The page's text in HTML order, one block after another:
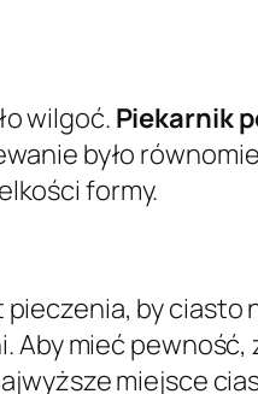
wilgoć. Piekarnik
było
formy.
by ciasto
Aby mieć pewność,
miejsce